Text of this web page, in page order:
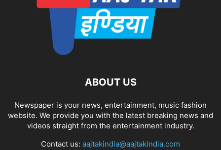
ABOUT US
Newspaper is your news, entertainment, music fashion
website. We provide you with the latest breaking news and
videos straight from the entertainment industry.
Contact us: aajtakindia@aajtakindia.com